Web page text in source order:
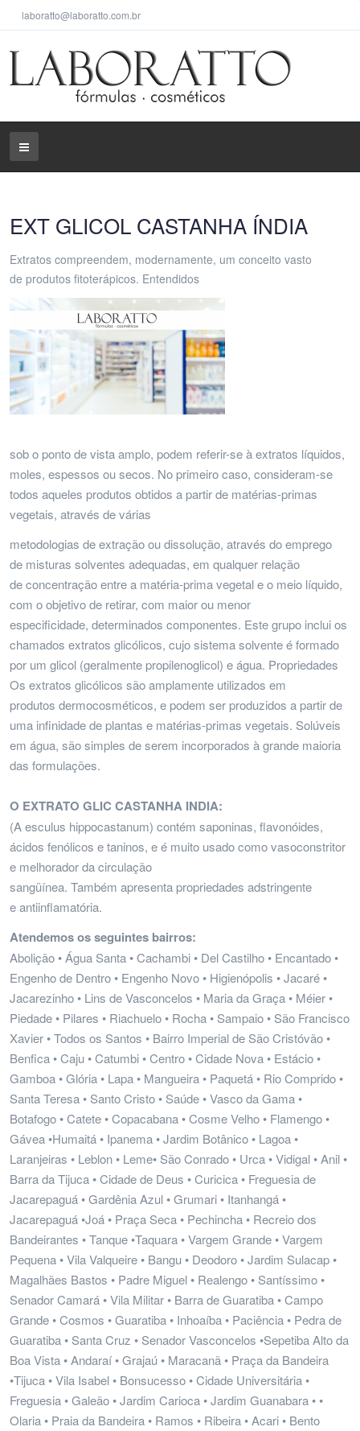
laboratto@laboratto.com.br
EXT GLICOL CASTANHA ÍNDIA
Extratos compreendem, modernamente, um conceito vasto
de produtos fitoterápicos. Entendidos
sob o ponto de vista amplo, podem referir-se à extratos líquidos,
moles, espessos ou secos. No primeiro caso, consideram-se
todos aqueles produtos obtidos a partir de matérias-primas
vegetais, através de várias
metodologias de extração ou dissolução, através do emprego
de misturas solventes adequadas, em qualquer relação
de concentração entre a matéria-prima vegetal e o meio líquido,
com o objetivo de retirar, com maior ou menor
especificidade, determinados componentes. Este grupo inclui os
chamados extratos glicólicos, cujo sistema solvente é formado
por um glicol (geralmente propilenoglicol) e água. Propriedades
Os extratos glicólicos são amplamente utilizados em
produtos dermocosméticos, e podem ser produzidos a partir de
uma infinidade de plantas e matérias-primas vegetais. Solúveis
em água, são simples de serem incorporados à grande maioria
das formulações.
O EXTRATO GLIC CASTANHA INDIA:
(A esculus hippocastanum) contém saponinas, flavonóides,
ácidos fenólicos e taninos, e é muito usado como vasoconstritor
e melhorador da circulação
sangüínea. Também apresenta propriedades adstringente
e antiinflamatória.
Atendemos os seguintes bairros:
Abolição • Água Santa • Cachambi • Del Castilho • Encantado •
Engenho de Dentro • Engenho Novo • Higienópolis • Jacaré •
Jacarezinho • Lins de Vasconcelos • Maria da Graça • Méier •
Piedade • Pilares • Riachuelo • Rocha • Sampaio • São Francisco
Xavier • Todos os Santos • Bairro Imperial de São Cristóvão •
Benfica • Caju • Catumbi • Centro • Cidade Nova • Estácio •
Gamboa • Glória • Lapa • Mangueira • Paquetá • Rio Comprido •
Santa Teresa • Santo Cristo • Saúde • Vasco da Gama •
Botafogo • Catete • Copacabana • Cosme Velho • Flamengo •
Gávea •Humaitá • Ipanema • Jardim Botânico • Lagoa •
Laranjeiras • Leblon • Leme• São Conrado • Urca • Vidigal • Anil •
Barra da Tijuca • Cidade de Deus • Curicica • Freguesia de
Jacarepaguá • Gardênia Azul • Grumari • Itanhangá •
Jacarepaguá •Joá • Praça Seca • Pechincha • Recreio dos
Bandeirantes • Tanque •Taquara • Vargem Grande • Vargem
Pequena • Vila Valqueire • Bangu • Deodoro • Jardim Sulacap •
Magalhães Bastos • Padre Miguel • Realengo • Santíssimo •
Senador Camará • Vila Militar • Barra de Guaratiba • Campo
Grande • Cosmos • Guaratiba • Inhoaíba • Paciência • Pedra de
Guaratiba • Santa Cruz • Senador Vasconcelos •Sepetiba Alto da
Boa Vista • Andaraí • Grajaú • Maracanã • Praça da Bandeira
•Tijuca • Vila Isabel • Bonsucesso • Cidade Universitária •
Freguesia • Galeão • Jardim Carioca • Jardim Guanabara • •
Olaria • Praia da Bandeira • Ramos • Ribeira • Acari • Bento